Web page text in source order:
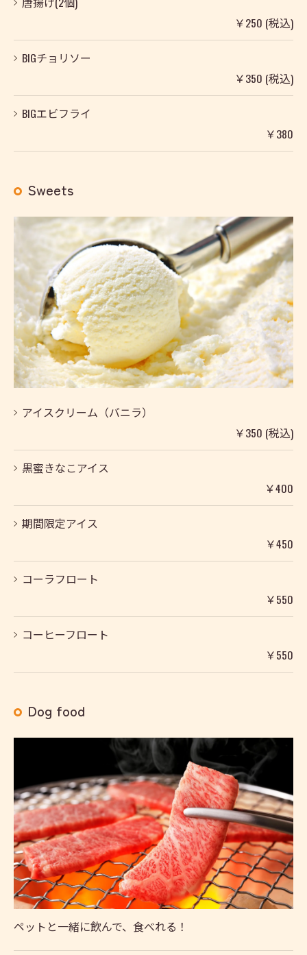
￥250 (税込)
BIGチョリソー
￥350 (税込)
BIGエビフライ
￥380
Sweets
アイスクリーム（バニラ）
￥350 (税込)
黒蜜きなこアイス
￥400
期間限定アイス
￥450
コーラフロート
￥550
コーヒーフロート
￥550
Dog food
ペットと一緒に飲んで、食べれる！